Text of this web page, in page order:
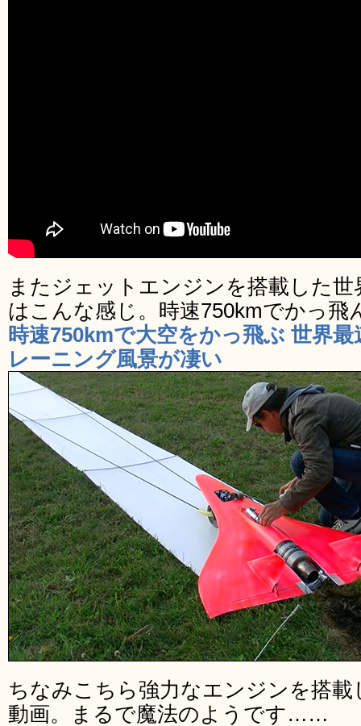
またジェットエンジンを搭載した
はこんな感じ。時速750kmでかっ飛
時速750kmで大空をかっ飛ぶ 世界
レーニング風景が凄い
ちなみこちら強力なエンジンを搭載
動画。まるで魔法のようです……